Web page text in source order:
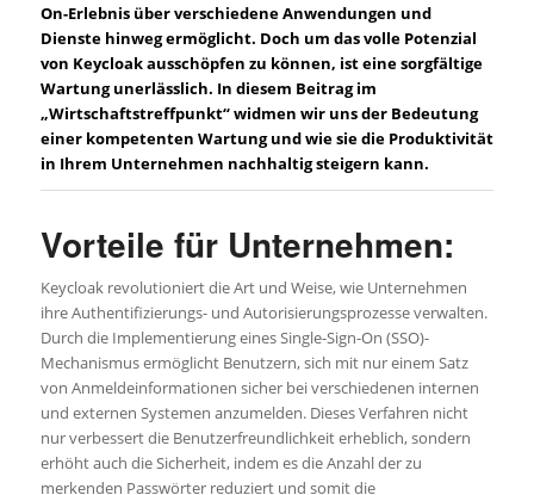
On-Erlebnis über verschiedene Anwendungen und
Dienste hinweg ermöglicht. Doch um das volle Potenzial
von Keycloak ausschöpfen zu können, ist eine sorgfältige
Wartung unerlässlich. In diesem Beitrag im
„Wirtschaftstreffpunkt“ widmen wir uns der Bedeutung
einer kompetenten Wartung und wie sie die Produktivität
in Ihrem Unternehmen nachhaltig steigern kann.
Vorteile für Unternehmen:
Keycloak revolutioniert die Art und Weise, wie Unternehmen
ihre Authentifizierungs- und Autorisierungsprozesse verwalten.
Durch die Implementierung eines Single-Sign-On (SSO)-
Mechanismus ermöglicht Benutzern, sich mit nur einem Satz
von Anmeldeinformationen sicher bei verschiedenen internen
und externen Systemen anzumelden. Dieses Verfahren nicht
nur verbessert die Benutzerfreundlichkeit erheblich, sondern
erhöht auch die Sicherheit, indem es die Anzahl der zu
merkenden Passwörter reduziert und somit die